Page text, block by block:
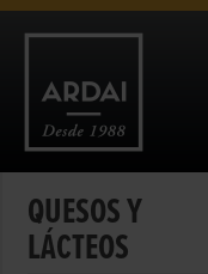
QUESOS Y
LÁCTEOS